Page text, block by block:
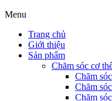
Menu
Trang chủ
Giới thiệu
Sản phẩm
Chăm sóc cơ
Chăm
Chăm
Chăm